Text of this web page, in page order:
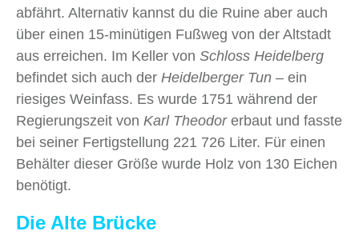
abfährt. Alternativ kannst du die Ruine aber auch
über einen 15-minütigen Fußweg von der Altstadt
aus erreichen. Im Keller von Schloss Heidelberg
befindet sich auch der Heidelberger Tun – ein
riesiges Weinfass. Es wurde 1751 während der
Regierungszeit von Karl Theodorerbaut und fasste
bei seiner Fertigstellung 221 726 Liter. Für einen
Behälter dieser Größe wurde Holz von 130 Eichen
benötigt.
Die Alte Brücke